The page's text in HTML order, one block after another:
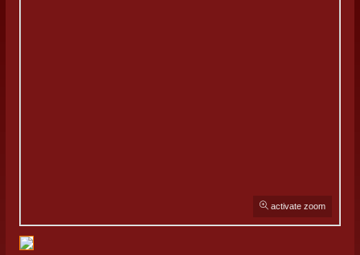
activate zoom